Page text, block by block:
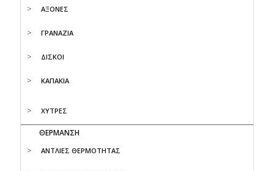
ΑΞΟΝΕΣ
ΓΡΑΝΑΖΙΑ
ΔΙΣΚΟΙ
ΚΑΠΑΚΙΑ
ΧΥΤΡΕΣ
ΘΕΡΜΑΝΣΗ
ΑΝΤΛΙΕΣ ΘΕΡΜΟΤΗΤΑΣ